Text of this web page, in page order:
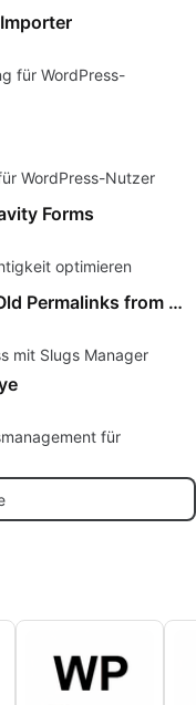
für WordPress-
WordPress-Nutzer
Forms
optimieren
Slugs Manager: Delete Old Permalinks from WordPress Database
mit Slugs Manager
für